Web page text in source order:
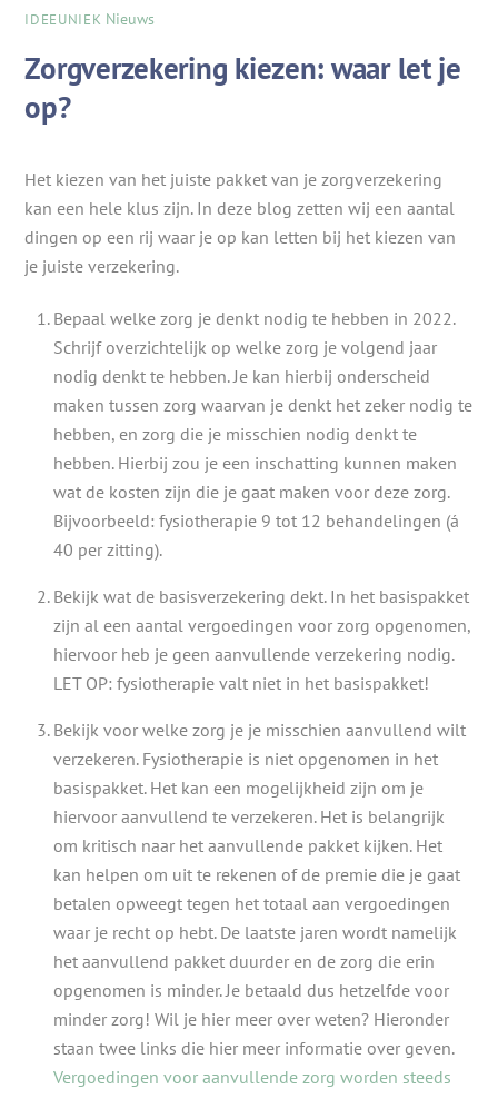
IDEEUNIEK Nieuws
Zorgverzekering kiezen: waar let je
op?
Het kiezen van het juiste pakket van je zorgverzekering
kan een hele klus zijn. In deze blog zetten wij een aantal
dingen op een rij waar je op kan letten bij het kiezen van
je juiste verzekering.
Bepaal welke zorg je denkt nodig te hebben in 2022.
Schrijf overzichtelijk op welke zorg je volgend jaar
nodig denkt te hebben. Je kan hierbij onderscheid
maken tussen zorg waarvan je denkt het zeker nodig te
hebben, en zorg die je misschien nodig denkt te
hebben. Hierbij zou je een inschatting kunnen maken
wat de kosten zijn die je gaat maken voor deze zorg.
Bijvoorbeeld: fysiotherapie 9 tot 12 behandelingen (á
40 per zitting).
Bekijk wat de basisverzekering dekt. In het basispakket
zijn al een aantal vergoedingen voor zorg opgenomen,
hiervoor heb je geen aanvullende verzekering nodig.
LET OP: fysiotherapie valt niet in het basispakket!
Bekijk voor welke zorg je je misschien aanvullend wilt
verzekeren. Fysiotherapie is niet opgenomen in het
basispakket. Het kan een mogelijkheid zijn om je
hiervoor aanvullend te verzekeren. Het is belangrijk
om kritisch naar het aanvullende pakket kijken. Het
kan helpen om uit te rekenen of de premie die je gaat
betalen opweegt tegen het totaal aan vergoedingen
waar je recht op hebt. De laatste jaren wordt namelijk
het aanvullend pakket duurder en de zorg die erin
opgenomen is minder. Je betaald dus hetzelfde voor
minder zorg! Wil je hier meer over weten? Hieronder
staan twee links die hier meer informatie over geven.
Vergoedingen voor aanvullende zorg worden steeds